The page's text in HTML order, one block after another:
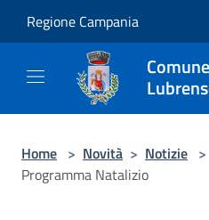
Regione Campania
Home > Novità > Notizie >
Programma Natalizio